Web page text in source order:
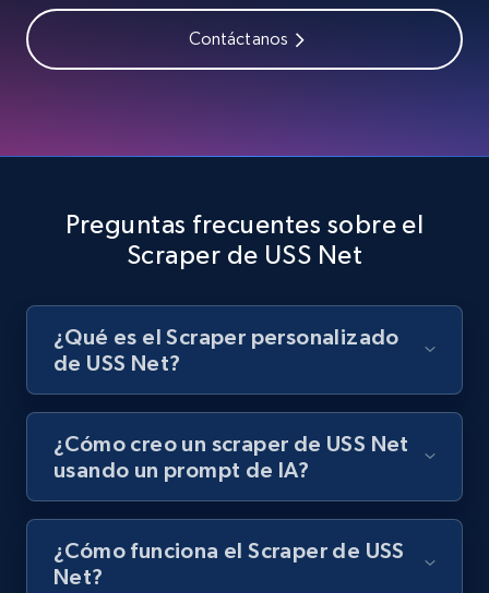
filters
Video length, Likes, Views, and more.
716+
URL, Title, Youtuber, Youtuber md5, Video url,
Video length, Likes, Views, and more.
8.1K+ 716+ Prueba gratuita
Contáctanos
Preguntas frecuentes sobre el
Scraper de USS Net
¿Qué es el Scraper personalizado
de USS Net?
¿Cómo creo un scraper de USS Net
usando un prompt de IA?
¿Cómo funciona el Scraper de USS
Net?